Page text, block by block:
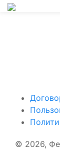
© 2026,